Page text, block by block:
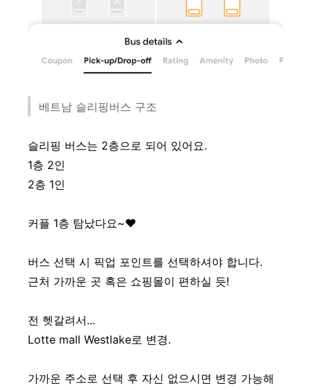
베트남 슬리핑버스 구조
슬리핑 버스는 2층으로 되어 있어요.
1층 2인
2층 1인
커플 1층 탐났다요~♥
버스 선택 시 픽업 포인트를 선택하셔야 합니다.
근처 가까운 곳 혹은 쇼핑몰이 편하실 듯!
전 헷갈려서...
Lotte mall Westlake로 변경.
가까운 주소로 선택 후 자신 없으시면 변경 가능해